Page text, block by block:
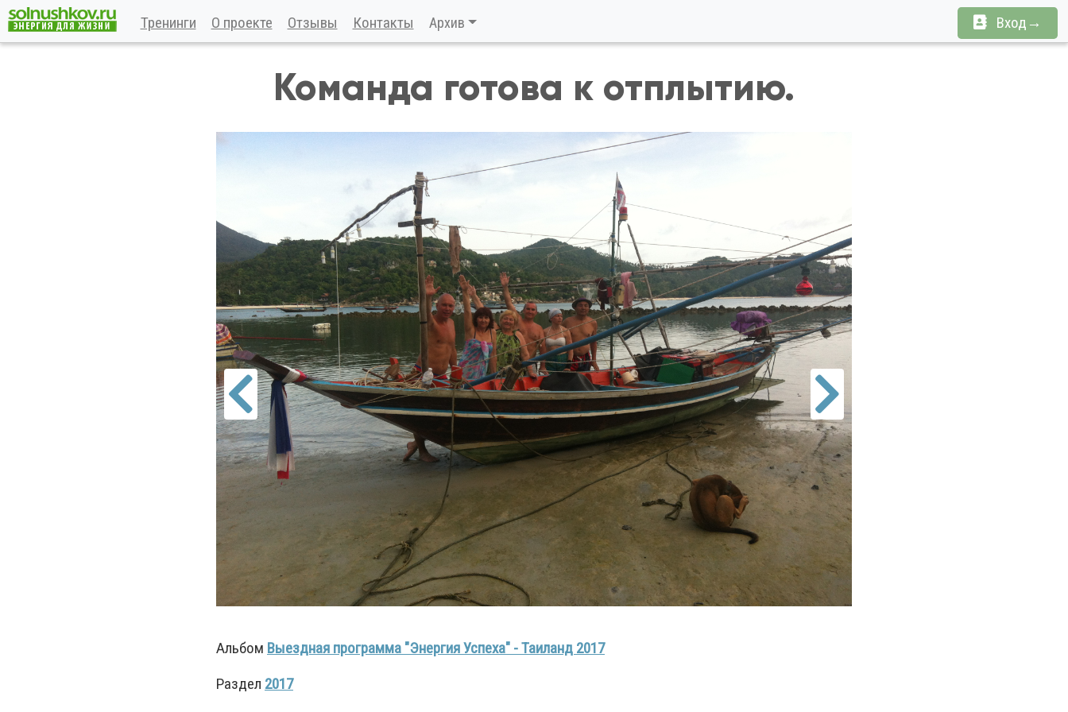
Тренинги О проекте Отзывы Контакты Архив Вход→
Команда готова к отплытию.
Альбом Выездная программа "Энергия Успеха" - Таиланд 2017
Раздел 2017